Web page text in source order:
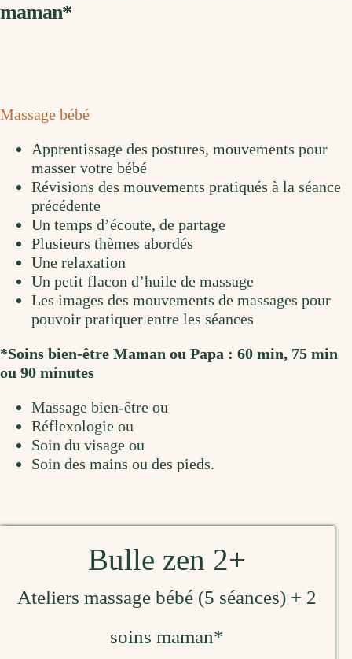
maman*
Massage bébé
Apprentissage des postures, mouvements pour
masser votre bébé
Révisions des mouvements pratiqués à la séance
précédente
Un temps d’écoute, de partage
Plusieurs thèmes abordés
Une relaxation
Un petit flacon d’huile de massage
Les images des mouvements de massages pour
pouvoir pratiquer entre les séances
*Soins bien-être Maman ou Papa : 60 min, 75 min
ou 90 minutes
Massage bien-être ou
Réflexologie ou
Soin du visage ou
Soin des mains ou des pieds.
Bulle zen 2+
Ateliers massage bébé (5 séances) + 2
soins maman*